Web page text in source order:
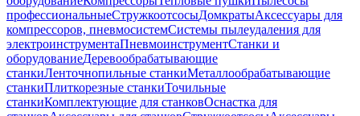
профессиональныеСтружкоотсосыДомкратыАксессуары для
компрессоров, пневмосистемСистемы пылеудаления для
электроинструментаПневмоинструментСтанки и
оборудованиеДеревообрабатывающие
станкиЛенточнопильные станкиМеталлообрабатывающие
станкиПлиткорезные станкиТочильные
станкиКомплектующие для станковОснастка для